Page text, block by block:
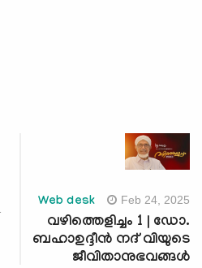
Web desk Feb 24, 2025
വഴിത്തെളിച്ചം 1 | ഡോ.
ബഹാഉദ്ദീൻ നദ് വിയുടെ
ജീവിതാനുഭവങ്ങൾ